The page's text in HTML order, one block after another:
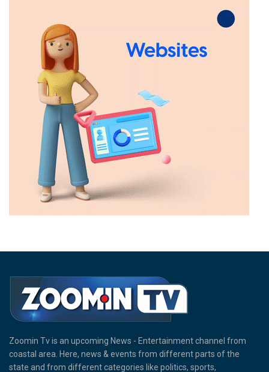
Zoomin Tv is an upcoming News - Entertainment channel from
coastal area. Here, news & events from different parts of the
state and from different categories like politics, sports,